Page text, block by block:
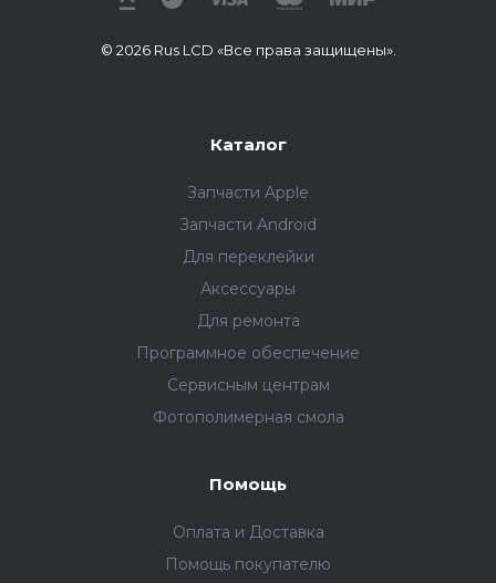
© 2026 Rus LCD «Все права защищены».
Каталог
Запчасти Apple
Запчасти Android
Для переклейки
Аксессуары
Для ремонта
Программное обеспечение
Сервисным центрам
Фотополимерная смола
Помощь
Оплата и Доставка
Помощь покупателю